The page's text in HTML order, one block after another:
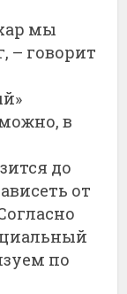
мы
– говорит
в
до
от
по